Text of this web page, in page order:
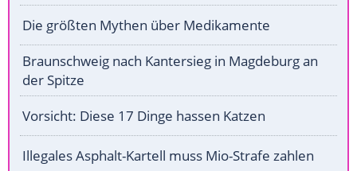
Die größten Mythen über Medikamente
Braunschweig nach Kantersieg in Magdeburg an
der Spitze
Vorsicht: Diese 17 Dinge hassen Katzen
Illegales Asphalt-Kartell muss Mio-Strafe zahlen